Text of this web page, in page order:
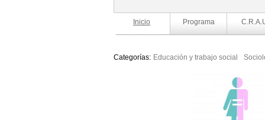
Inicio Programa
Categorías: Educación y trabajo social